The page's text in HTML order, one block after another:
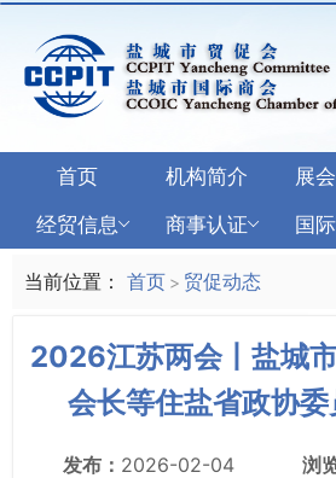
首页 机构简介 展
经贸信息
商事认证 国
当前位置： 首页 > 贸促动态
2026江苏两会丨盐城
会长等住盐省政协
发布： 2026-02-04 浏